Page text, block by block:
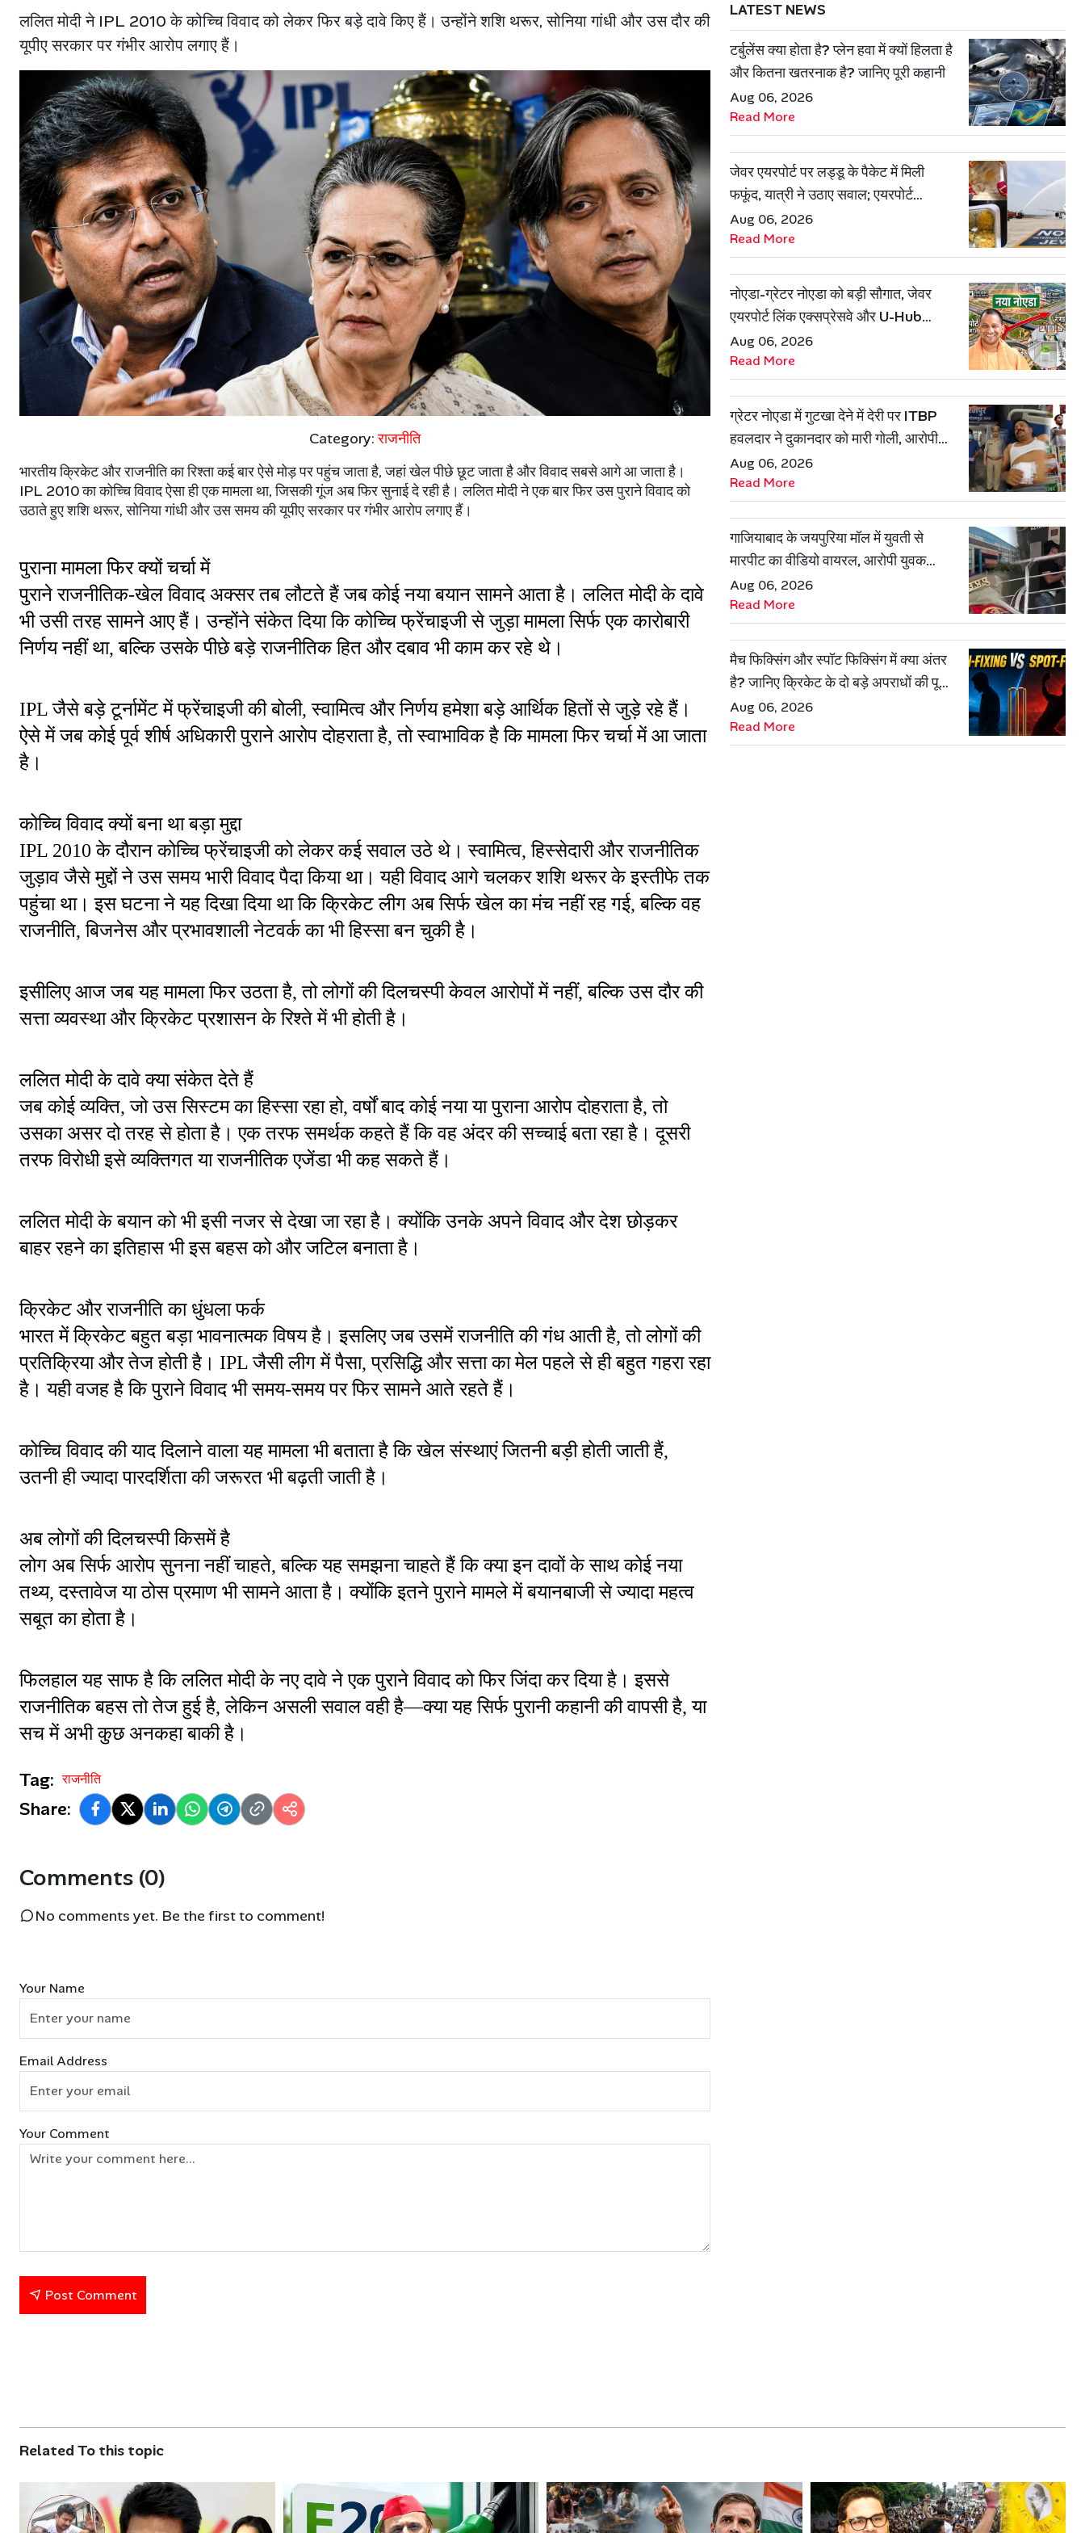
ललित मोदी ने IPL 2010 के कोच्चि विवाद को लेकर फिर बड़े दावे किए हैं। उन्होंने शशि थरूर, सोनिया गांधी और उस दौर की
यूपीए सरकार पर गंभीर आरोप लगाए हैं।
Category:राजनीति
भारतीय क्रिकेट और राजनीति का रिश्ता कई बार ऐसे मोड़ पर पहुंच जाता है, जहां खेल पीछे छूट जाता है और विवाद सबसे आगे आ जाता है।
IPL 2010 का कोच्चि विवाद ऐसा ही एक मामला था, जिसकी गूंज अब फिर सुनाई दे रही है। ललित मोदी ने एक बार फिर उस पुराने विवाद को
उठाते हुए शशि थरूर, सोनिया गांधी और उस समय की यूपीए सरकार पर गंभीर आरोप लगाए हैं।
पुराना मामला फिर क्यों चर्चा में
पुराने राजनीतिक-खेल विवाद अक्सर तब लौटते हैं जब कोई नया बयान सामने आता है। ललित मोदी के दावे
भी उसी तरह सामने आए हैं। उन्होंने संकेत दिया कि कोच्चि फ्रेंचाइजी से जुड़ा मामला सिर्फ एक कारोबारी
निर्णय नहीं था, बल्कि उसके पीछे बड़े राजनीतिक हित और दबाव भी काम कर रहे थे।
IPL जैसे बड़े टूर्नामेंट में फ्रेंचाइजी की बोली, स्वामित्व और निर्णय हमेशा बड़े आर्थिक हितों से जुड़े रहे हैं।
ऐसे में जब कोई पूर्व शीर्ष अधिकारी पुराने आरोप दोहराता है, तो स्वाभाविक है कि मामला फिर चर्चा में आ जाता
है।
कोच्चि विवाद क्यों बना था बड़ा मुद्दा
IPL 2010 के दौरान कोच्चि फ्रेंचाइजी को लेकर कई सवाल उठे थे। स्वामित्व, हिस्सेदारी और राजनीतिक
जुड़ाव जैसे मुद्दों ने उस समय भारी विवाद पैदा किया था। यही विवाद आगे चलकर शशि थरूर के इस्तीफे तक
पहुंचा था। इस घटना ने यह दिखा दिया था कि क्रिकेट लीग अब सिर्फ खेल का मंच नहीं रह गई, बल्कि वह
राजनीति, बिजनेस और प्रभावशाली नेटवर्क का भी हिस्सा बन चुकी है।
इसीलिए आज जब यह मामला फिर उठता है, तो लोगों की दिलचस्पी केवल आरोपों में नहीं, बल्कि उस दौर की
सत्ता व्यवस्था और क्रिकेट प्रशासन के रिश्ते में भी होती है।
ललित मोदी के दावे क्या संकेत देते हैं
जब कोई व्यक्ति, जो उस सिस्टम का हिस्सा रहा हो, वर्षों बाद कोई नया या पुराना आरोप दोहराता है, तो
उसका असर दो तरह से होता है। एक तरफ समर्थक कहते हैं कि वह अंदर की सच्चाई बता रहा है। दूसरी
तरफ विरोधी इसे व्यक्तिगत या राजनीतिक एजेंडा भी कह सकते हैं।
ललित मोदी के बयान को भी इसी नजर से देखा जा रहा है। क्योंकि उनके अपने विवाद और देश छोड़कर
बाहर रहने का इतिहास भी इस बहस को और जटिल बनाता है।
क्रिकेट और राजनीति का धुंधला फर्क
भारत में क्रिकेट बहुत बड़ा भावनात्मक विषय है। इसलिए जब उसमें राजनीति की गंध आती है, तो लोगों की
प्रतिक्रिया और तेज होती है। IPL जैसी लीग में पैसा, प्रसिद्धि और सत्ता का मेल पहले से ही बहुत गहरा रहा
है। यही वजह है कि पुराने विवाद भी समय-समय पर फिर सामने आते रहते हैं।
कोच्चि विवाद की याद दिलाने वाला यह मामला भी बताता है कि खेल संस्थाएं जितनी बड़ी होती जाती हैं,
उतनी ही ज्यादा पारदर्शिता की जरूरत भी बढ़ती जाती है।
अब लोगों की दिलचस्पी किसमें है
लोग अब सिर्फ आरोप सुनना नहीं चाहते, बल्कि यह समझना चाहते हैं कि क्या इन दावों के साथ कोई नया
तथ्य, दस्तावेज या ठोस प्रमाण भी सामने आता है। क्योंकि इतने पुराने मामले में बयानबाजी से ज्यादा महत्व
सबूत का होता है।
फिलहाल यह साफ है कि ललित मोदी के नए दावे ने एक पुराने विवाद को फिर जिंदा कर दिया है। इससे
राजनीतिक बहस तो तेज हुई है, लेकिन असली सवाल वही है—क्या यह सिर्फ पुरानी कहानी की वापसी है, या
सच में अभी कुछ अनकहा बाकी है।
Tag: राजनीति
Share:
Comments (0)
No comments yet. Be the first to comment!
Your Name
Email Address
Your Comment
Post Comment
LATEST NEWS
टर्बुलेंस क्या होता है? प्लेन हवा में क्यों हिलता है
और कितना खतरनाक है? जानिए पूरी कहानी
Aug 06, 2026
Read More
जेवर एयरपोर्ट पर लड्डू के पैकेट में मिली
फफूंद, यात्री ने उठाए सवाल; एयरपोर्ट
प्रबंधन ने दिया जवाब
Aug 06, 2026
Read More
नोएडा-ग्रेटर नोएडा को बड़ी सौगात, जेवर
एयरपोर्ट लिंक एक्सप्रेसवे और U-Hub
प्रोजेक्ट को मिली मंजूरी
Aug 06, 2026
Read More
ग्रेटर नोएडा में गुटखा देने में देरी पर ITBP
हवलदार ने दुकानदार को मारी गोली, आरोपी
गिरफ्तार
Aug 06, 2026
Read More
गाजियाबाद के जयपुरिया मॉल में युवती से
मारपीट का वीडियो वायरल, आरोपी युवक
हिरासत में
Aug 06, 2026
Read More
मैच फिक्सिंग और स्पॉट फिक्सिंग में क्या अंतर
है? जानिए क्रिकेट के दो बड़े अपराधों की पूरी
कहानी
Aug 06, 2026
Read More
Related To this topic